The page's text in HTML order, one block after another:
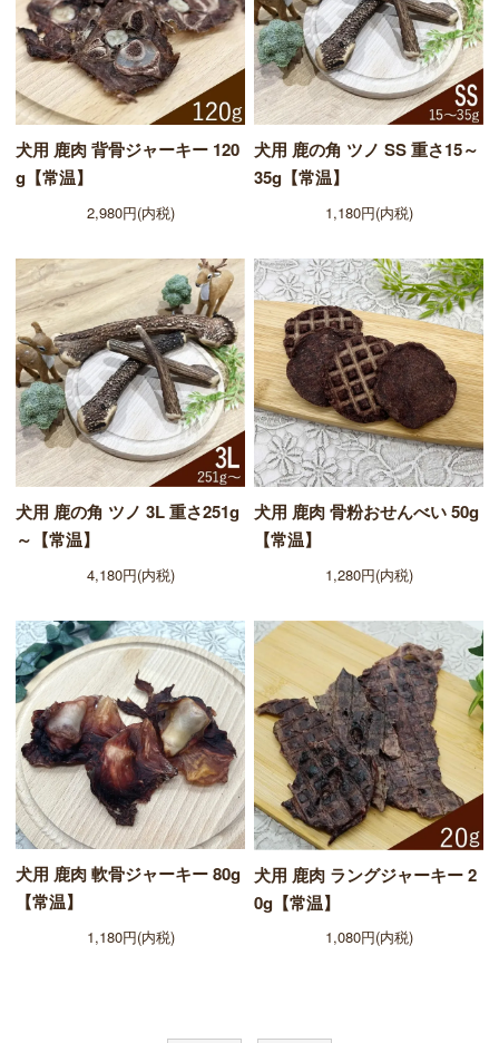
犬用 鹿肉 背骨ジャーキー 120
g【常温】
2,980円(内税)
犬用 鹿の角 ツノ SS 重さ15～
35g【常温】
1,180円(内税)
犬用 鹿の角 ツノ 3L 重さ251g
～【常温】
4,180円(内税)
犬用 鹿肉 骨粉おせんべい 50g
【常温】
1,280円(内税)
犬用 鹿肉 軟骨ジャーキー 80g
【常温】
1,180円(内税)
犬用 鹿肉 ラングジャーキー 2
0g【常温】
1,080円(内税)